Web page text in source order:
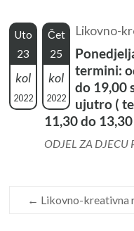
Uto
23
kol
2022
Čet
25
kol
2022
Likovno-
termini:
do 19,00
ujutro (
11,30 do
ODJEL ZA DJECU
← Likovno-kreativna